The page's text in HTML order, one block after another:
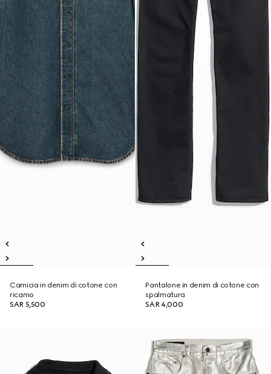
Camicia in denim di cotone con
ricamo
SAR 5,500
Pantalone in denim di cotone con
spalmatura
SAR 4,000